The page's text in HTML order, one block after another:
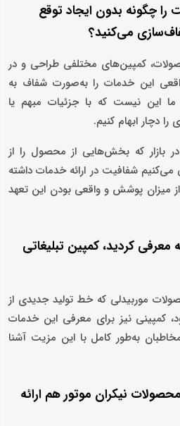
را چگونه بدون ایجاد توقع
می‌کنید؟
کمپین‌های مختلفی طراحی و در
این خدمات را به‌صورت شفاف به
این نیست که با جزئیات مبهم یا
دچار ابهام کنیم.
بازار که بخش‌هایی از محصول را از
می‌کنیم شفافیت در ارائه خدمات داشته
میزان پوشش و واقعی بودن این تعهد
کردید، کمپین تبلیغاتی
موربیدلی که خط تولید جدیدی از
نیز برای معرفی این خدمات
به‌طور کامل با این مزیت آشنا
نیکران موتور هم ارائه